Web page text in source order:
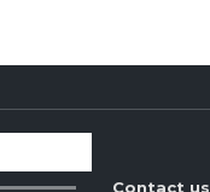
Contact us